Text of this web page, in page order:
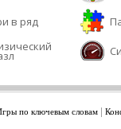
в ряд
по ключевым словам |